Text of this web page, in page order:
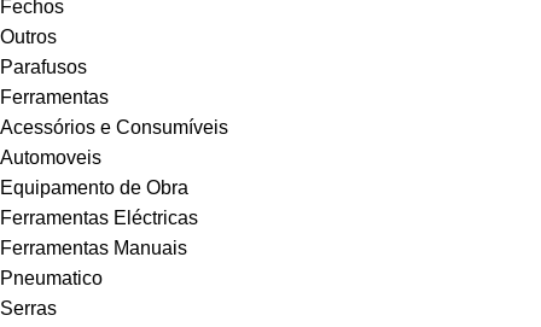
Fechos
Outros
Parafusos
Ferramentas
Acessórios e Consumíveis
Automoveis
Equipamento de Obra
Ferramentas Eléctricas
Ferramentas Manuais
Pneumatico
Serras